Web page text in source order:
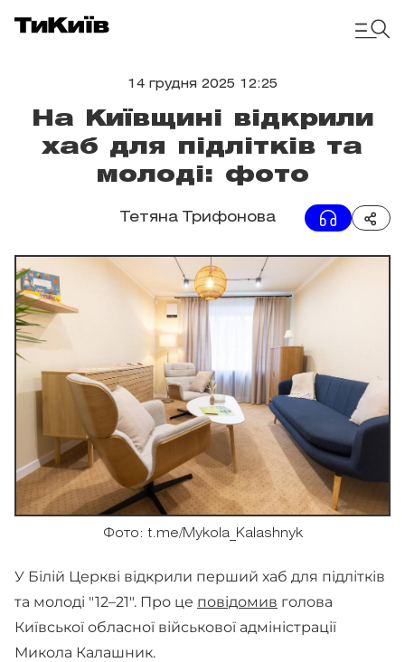
14 грудня 2025 12:25
На Київщині відкрили
хаб для підлітків та
молоді: фото
Тетяна Трифонова
Фото: t.me/Mykola_Kalashnyk
У Білій Церкві відкрили перший хаб для підлітків
та молоді "12–21". Про це повідомив голова
Київської обласної військової адміністрації
Микола Калашник.